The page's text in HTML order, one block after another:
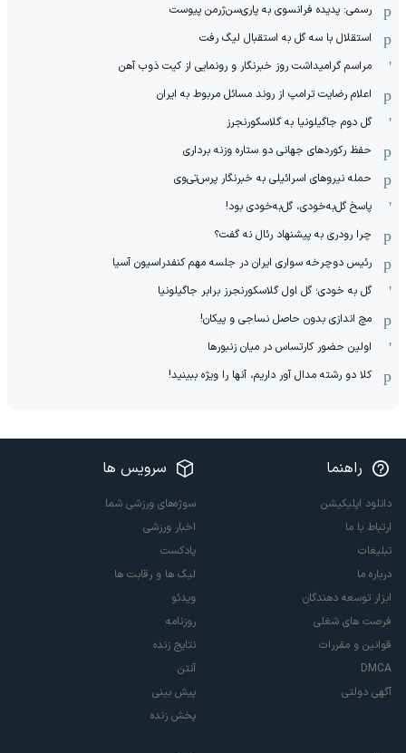
رسمی: پدیده فرانسوی به پاری‌سن‌ژرمن پیوست
استقلال با سه گل به استقبال لیگ رفت
مراسم گرامیداشت روز خبرنگار و رونمایی از کیت ذوب آهن
اعلام رضایت ترامپ از روند مسائل مربوط به ایران
گل دوم جاگیلونیا به گلاسکورنجرز
حفظ رکوردهای جهانی دو ستاره وزنه برداری
حمله نیروهای اسرائیلی به خبرنگار پرس‌تی‌وی
پاسخ گل‌به‌خودی، گل‌به‌خودی بود!
چرا رودری به پیشنهاد رئال نه گفت؟
رئیس دوچرخه سواری ایران در جلسه مهم کنفدراسیون آسیا
گل به خودی؛ گل اول گلاسکورنجرز برابر جاگیلونیا
مچ اندازی بدون حاصل نساجی و پیکان!
اولین حضور کارتساس در میان زنبورها
کلا دو‌ رشته مدال آور داریم، آنها را ویژه ببینید!
راهنما
دانلود اپلیکیشن
ارتباط با ما
تبلیغات
درباره ما
ابزار توسعه دهندگان
فرصت های شغلی
قوانین و مقررات
DMCA
آگهی دولتی
سرویس ها
سوژه‌های ورزشی شما
اخبار ورزشی
پادکست
لیگ ها و رقابت ها
ویدئو
روزنامه
نتایج زنده
آنتن
پیش بینی
پخش زنده